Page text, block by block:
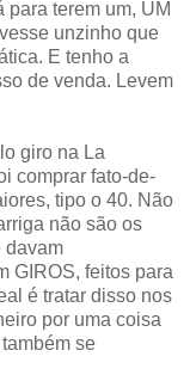
terem um, UM
unzinho que
E tenho a
de venda. Levem
giro na La
comprar fato-de-
tipo o 40. Não
não são os
davam
GIROS, feitos para
é tratar disso nos
por uma coisa
se